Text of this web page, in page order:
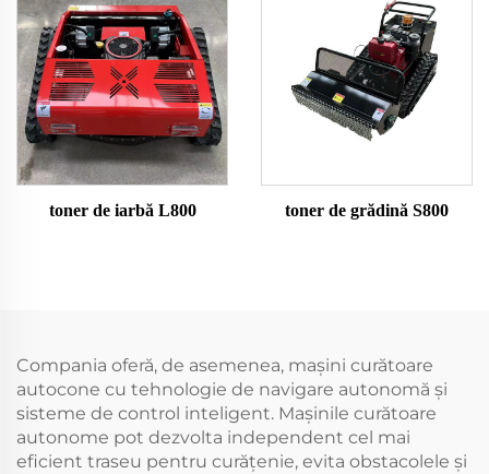
toner de iarbă L800 toner de grădină S800
Compania oferă, de asemenea, mașini curătoare
autocone cu tehnologie de navigare autonomă și
sisteme de control inteligent. Mașinile curătoare
autonome pot dezvolta independent cel mai
eficient traseu pentru curățenie, evita obstacolele și